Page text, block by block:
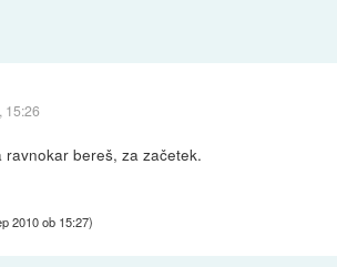
15:26
ravnokar bereš, za začetek.
2010 ob 15:27)